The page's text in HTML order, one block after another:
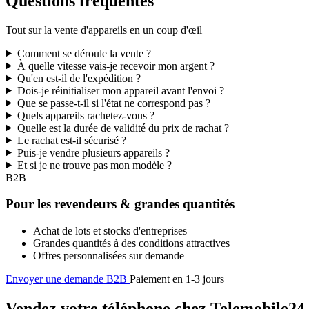
Tout sur la vente d'appareils en un coup d'œil
Comment se déroule la vente ?
À quelle vitesse vais-je recevoir mon argent ?
Qu'en est-il de l'expédition ?
Dois-je réinitialiser mon appareil avant l'envoi ?
Que se passe-t-il si l'état ne correspond pas ?
Quels appareils rachetez-vous ?
Quelle est la durée de validité du prix de rachat ?
Le rachat est-il sécurisé ?
Puis-je vendre plusieurs appareils ?
Et si je ne trouve pas mon modèle ?
B2B
Pour les revendeurs & grandes quantités
Achat de lots et stocks d'entreprises
Grandes quantités à des conditions attractives
Offres personnalisées sur demande
Envoyer une demande B2B Paiement en 1-3 jours